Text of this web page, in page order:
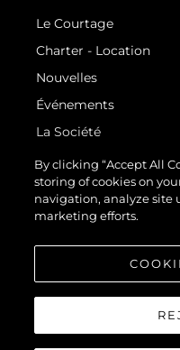
Le Courtage
Charter - Location
Nouvelles
Événements
La Société
Notre Équipe
Request Parts
Test International
By clicking “Accept All
storing of cookies on
navigation, analyze site
marketing efforts.